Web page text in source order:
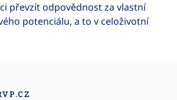
převzít odpovědnost za vlastní
potenciálu, a to v celoživotní